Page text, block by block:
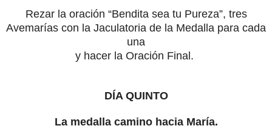
Rezar la oración “Bendita sea tu Pureza”, tres
Avemarías con la Jaculatoria de la Medalla para cada
una
y hacer la Oración Final.
DÍA QUINTO
La medalla camino hacia María.